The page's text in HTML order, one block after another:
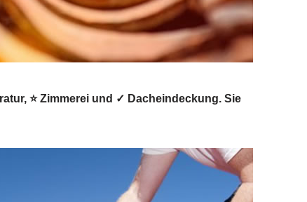
⭐ Zimmerei und ✓ Dacheindeckung. Sie